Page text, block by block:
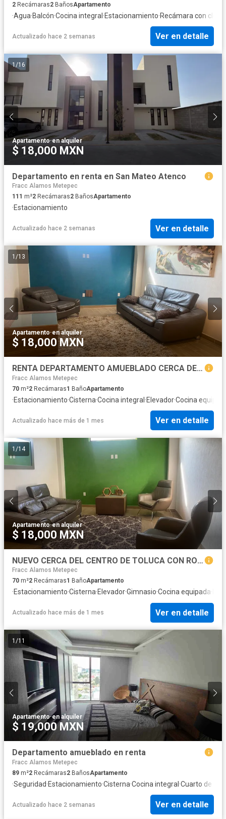
2 Recámaras2 BañosApartamento
·Agua·Balcón·Cocina integral ·Estacionamiento·Recámara con
Actualizado hace 2 semanas Ver en detalle
1 /16
Apartamento·en alquiler
$ 18,000 MXN
Departamento en renta en San Mateo Atenco
Fracc Alamos Metepec
111 m²2 Recámaras2 BañosApartamento
·Estacionamiento
Actualizado hace 2 semanas Ver en detalle
1 /13
Apartamento·en alquiler
$ 18,000 MXN
RENTA DEPARTAMENTO AMUEBLADO CERCA DEL CENTRO DE TOLUCA CON ROOF GARDEN Y GIMNACIO
Fracc Alamos Metepec
70 m²2 Recámaras1 BañoApartamento
·Estacionamiento·Cisterna·Cocina integral ·Elevador·Cocina
Actualizado hace más de 1 mes Ver en detalle
1 /14
Apartamento·en alquiler
$ 18,000 MXN
NUEVO CERCA DEL CENTRO DE TOLUCA CON ROOF GARDEN Y GIMNACIO
Fracc Alamos Metepec
70 m²2 Recámaras1 BañoApartamento
·Estacionamiento·Cisterna·Elevador·Gimnasio·Cocina equipada
Actualizado hace más de 1 mes Ver en detalle
1 /11
Apartamento·en alquiler
$ 19,000 MXN
Departamento amueblado en renta
Fracc Alamos Metepec
89 m²2 Recámaras2 BañosApartamento
·Seguridad·Estacionamiento·Cisterna·Cocina integral ·Cuarto de
Actualizado hace 2 semanas Ver en detalle